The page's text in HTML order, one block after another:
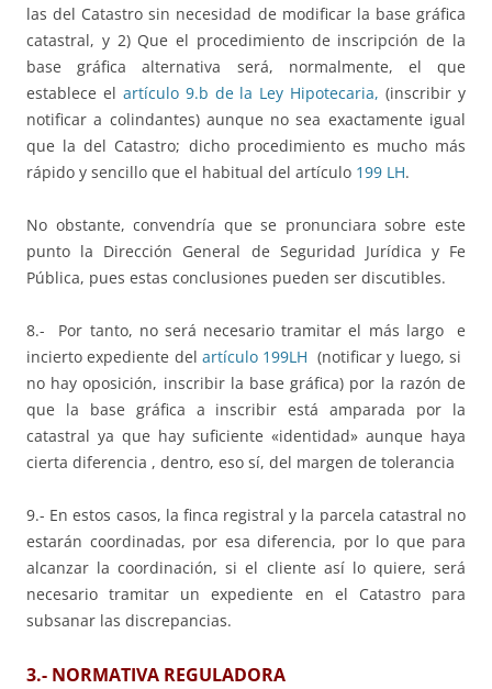
las del Catastro sin necesidad de modificar la base gráfica
catastral, y 2) Que el procedimiento de inscripción de la
base gráfica alternativa será, normalmente, el que
establece el artículo 9.b de la Ley Hipotecaria, (inscribir y
notificar a colindantes) aunque no sea exactamente igual
que la del Catastro; dicho procedimiento es mucho más
rápido y sencillo que el habitual del artículo 199 LH.
No obstante, convendría que se pronunciara sobre este
punto la Dirección General de Seguridad Jurídica y Fe
Pública, pues estas conclusiones pueden ser discutibles.
8.- Por tanto, no será necesario tramitar el más largo e
incierto expediente del artículo 199LH (notificar y luego, si
no hay oposición, inscribir la base gráfica) por la razón de
que la base gráfica a inscribir está amparada por la
catastral ya que hay suficiente «identidad» aunque haya
cierta diferencia , dentro, eso sí, del margen de tolerancia
9.- En estos casos, la finca registral y la parcela catastral no
estarán coordinadas, por esa diferencia, por lo que para
alcanzar la coordinación, si el cliente así lo quiere, será
necesario tramitar un expediente en el Catastro para
subsanar las discrepancias.
3.- NORMATIVA REGULADORA